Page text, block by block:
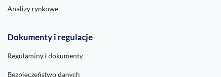
Analizy rynkowe
Dokumenty i regulacje
Regulaminy i dokumenty
Bezpieczeństwo danych